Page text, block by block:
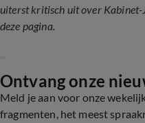
uiterst kritisch uit over Kabinet-
deze pagina.
Ontvang onze
Meld je aan voor onze
fragmenten, het meest